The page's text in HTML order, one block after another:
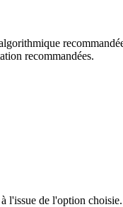
recommandées.
de l'option